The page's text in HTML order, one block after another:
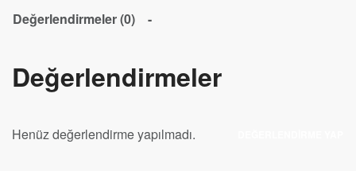
Değerlendirmeler (0)
Değerlendirmeler
Henüz değerlendirme yapılmadı.